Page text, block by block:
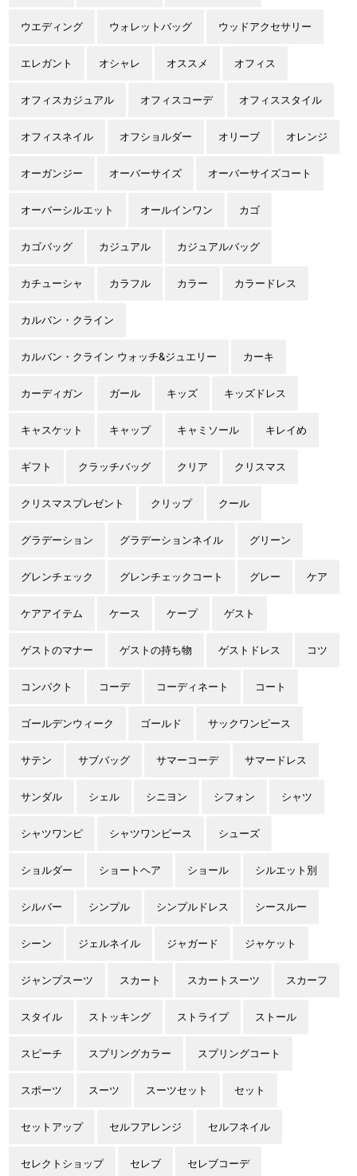
ウエディング ウォレットバッグ ウッドアクセサリー
エレガント オシャレ オススメ オフィス
オフィスカジュアル オフィスコーデ オフィススタイル
オフィスネイル オフショルダー オリーブ オレンジ
オーガンジー オーバーサイズ オーバーサイズコート
オーバーシルエット オールインワン カゴ
カゴバッグ カジュアル カジュアルバッグ
カチューシャ カラフル カラー カラードレス
カルバン・クライン
カルバン・クライン ウォッチ&ジュエリー カーキ
カーディガン ガール キッズ キッズドレス
キャスケット キャップ キャミソール キレイめ
ギフト クラッチバッグ クリア クリスマス
クリスマスプレゼント クリップ クール
グラデーション グラデーションネイル グリーン
グレンチェック グレンチェックコート グレー ケア
ケアアイテム ケース ケープ ゲスト
ゲストのマナー ゲストの持ち物 ゲストドレス コツ
コンパクト コーデ コーディネート コート
ゴールデンウィーク ゴールド サックワンピース
サテン サブバッグ サマーコーデ サマードレス
サンダル シェル シニヨン シフォン シャツ
シャツワンピ シャツワンピース シューズ
ショルダー ショートヘア ショール シルエット別
シルバー シンプル シンプルドレス シースルー
シーン ジェルネイル ジャガード ジャケット
ジャンプスーツ スカート スカートスーツ スカーフ
スタイル ストッキング ストライプ ストール
スピーチ スプリングカラー スプリングコート
スポーツ スーツ スーツセット セット
セットアップ セルフアレンジ セルフネイル
セレクトショップ セレブ セレブコーデ